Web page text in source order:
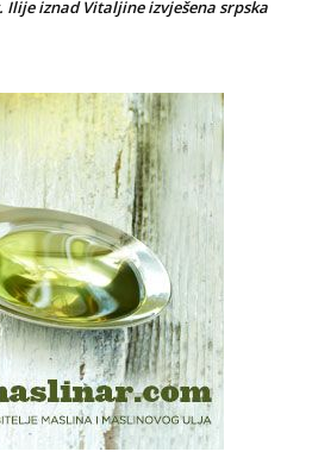
Ilije iznad Vitaljine izvješena srpska